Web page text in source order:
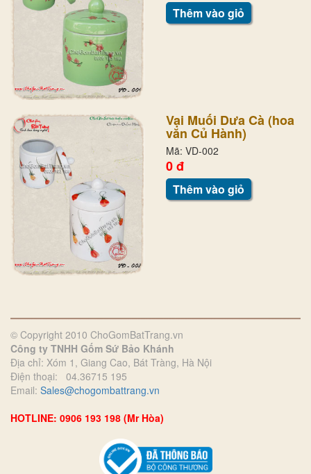
Thêm vào giỏ
Vại Muối Dưa Cà (hoa
văn Củ Hành)
Mã: VD-002
0 đ
Thêm vào giỏ
© Copyright 2010 ChoGomBatTrang.vn
Công ty TNHH Gốm Sứ Bảo Khánh
Địa chỉ: Xóm 1, Giang Cao, Bát Tràng, Hà Nội
Điện thoại: 04.36715 195
Email: Sales@chogombattrang.vn
HOTLINE: 0906 193 198 (Mr Hòa)